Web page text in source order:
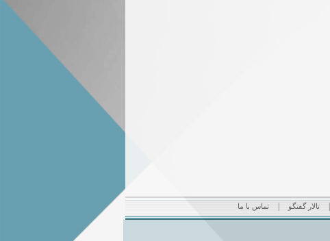
تالار گفتگو تماس با ما